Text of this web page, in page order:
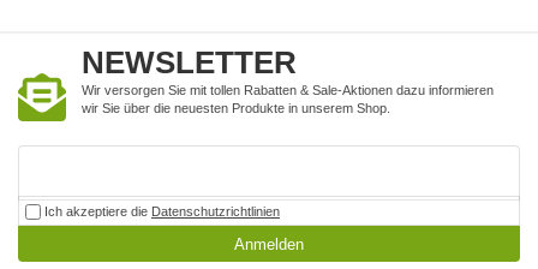
NEWSLETTER
Wir versorgen Sie mit tollen Rabatten & Sale-Aktionen dazu informieren
wir Sie über die neuesten Produkte in unserem Shop.
Ich akzeptiere die Datenschutzrichtlinien
Anmelden